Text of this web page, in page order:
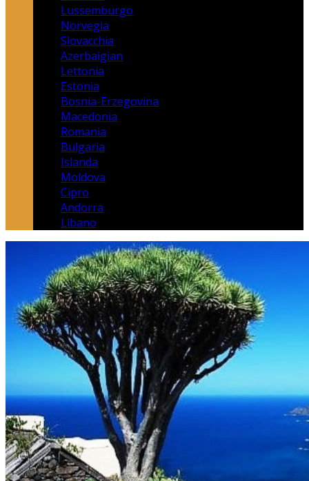
Lussemburgo
Norvegia
Slovacchia
Azerbaigian
Lettonia
Estonia
Bosnia-Erzegovina
Macedonia
Romania
Bulgaria
Islanda
Moldova
Cipro
Andorra
Libano